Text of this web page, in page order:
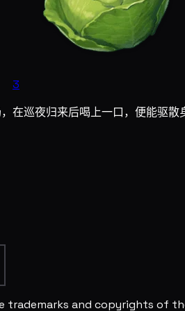
3
在巡夜归来后喝上一口，便能驱
trademarks and copyrights of